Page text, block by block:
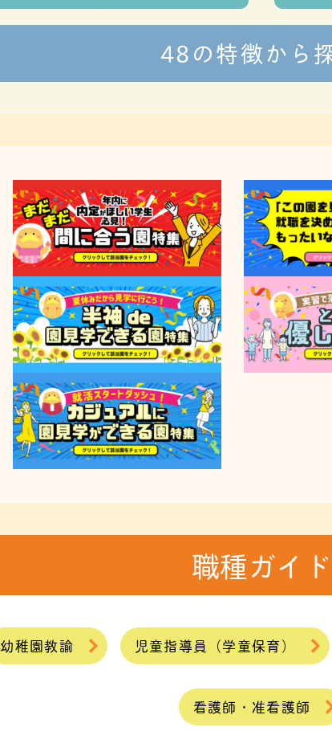
48の特徴から
職種ガイド
幼稚園教諭 児童指導員（学童保育）
看護師・准看護師